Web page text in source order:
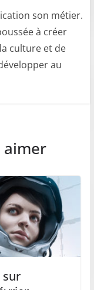
son métier.
à créer
culture et de
au
aimer
sur